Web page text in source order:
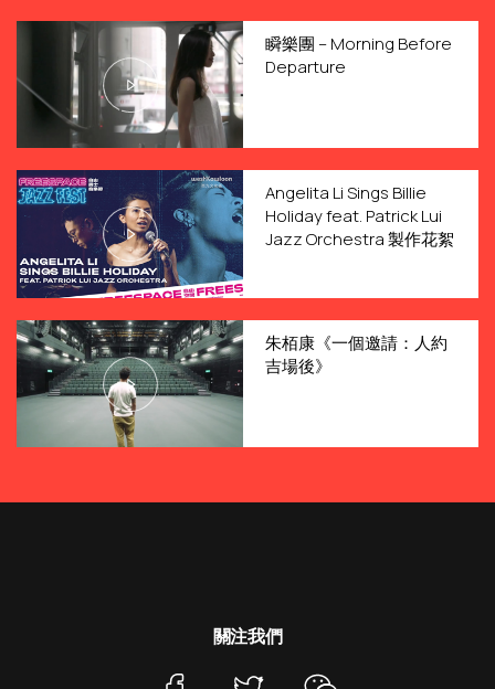
瞬樂團 – Morning Before
Departure
Angelita Li Sings Billie
Holiday feat. Patrick Lui
Jazz Orchestra 製作花絮
朱栢康《一個邀請：人約
吉場後》
關注我們